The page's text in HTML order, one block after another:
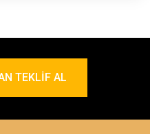
TEKLIF AL